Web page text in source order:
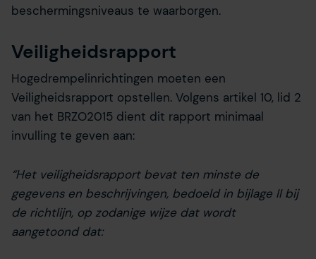
beschermingsniveaus te waarborgen.
Veiligheidsrapport
Hogedrempelinrichtingen moeten een
Veiligheidsrapport opstellen. Volgens artikel 10, lid 2
van het BRZO2015 dient dit rapport minimaal
invulling te geven aan:
“Het veiligheidsrapport bevat ten minste de
gegevens en beschrijvingen, bedoeld in bijlage II bij
de richtlijn, op zodanige wijze dat wordt
aangetoond dat: